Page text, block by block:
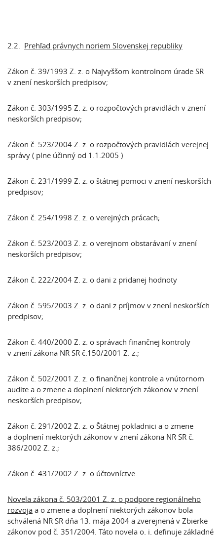
2.2. Prehľad právnych noriem Slovenskej republiky
Zákon č. 39/1993 Z. z. o Najvyššom kontrolnom úrade SR
v znení neskorších predpisov;
Zákon č. 303/1995 Z. z. o rozpočtových pravidlách v znení
neskorších predpisov;
Zákon č. 523/2004 Z. z. o rozpočtových pravidlách verejnej
správy ( plne účinný od 1.1.2005 )
Zákon č. 231/1999 Z. z. o štátnej pomoci v znení neskorších
predpisov;
Zákon č. 254/1998 Z. z. o verejných prácach;
Zákon č. 523/2003 Z. z. o verejnom obstarávaní v znení
neskorších predpisov;
Zákon č. 222/2004 Z. z. o dani z pridanej hodnoty
Zákon č. 595/2003 Z. z. o dani z príjmov v znení neskorších
predpisov;
Zákon č. 440/2000 Z. z. o správach finančnej kontroly
v znení zákona NR SR č.150/2001 Z. z.;
Zákon č. 502/2001 Z. z. o finančnej kontrole a vnútornom
audite a o zmene a doplnení niektorých zákonov v znení
neskorších predpisov;
Zákon č. 291/2002 Z. z. o Štátnej pokladnici a o zmene
a doplnení niektorých zákonov v znení zákona NR SR č.
386/2002 Z. z.;
Zákon č. 431/2002 Z. z. o účtovníctve.
Novela zákona č. 503/2001 Z. z. o podpore regionálneho
rozvoja a o zmene a doplnení niektorých zákonov bola
schválená NR SR dňa 13. mája 2004 a zverejnená v Zbierke
zákonov pod č. 351/2004. Táto novela o. i. definuje základné